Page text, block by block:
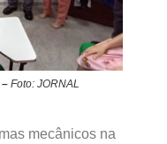
Foto: JORNAL
mecânicos na